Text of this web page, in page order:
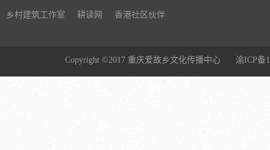
乡村建筑工作室 耕读网 香港社区伙伴
Copyright ©2017 重庆爱故乡文化传播中心 渝ICP备